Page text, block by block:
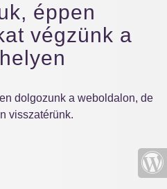
éppen
végzünk a
dolgozunk a weboldalon, de
visszatérünk.